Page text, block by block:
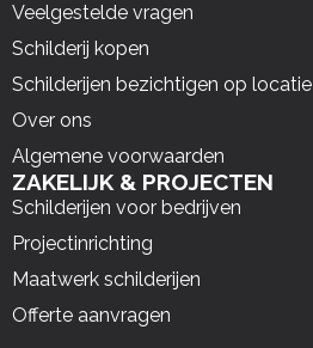
Veelgestelde vragen
Schilderij kopen
Schilderijen bezichtigen op locatie
Over ons
Algemene voorwaarden
ZAKELIJK & PROJECTEN
Schilderijen voor bedrijven
Projectinrichting
Maatwerk schilderijen
Offerte aanvragen